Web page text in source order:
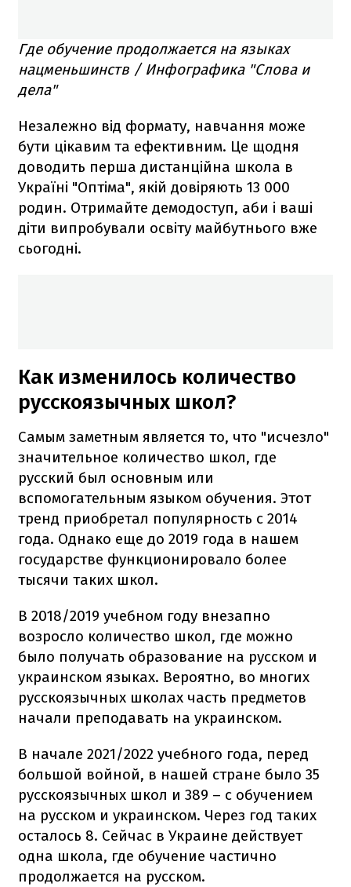
Где обучение продолжается на языках
нацменьшинств / Инфографика "Слова и
дела"
Незалежно від формату, навчання може
бути цікавим та ефективним. Це щодня
доводить перша дистанційна школа в
Україні "Оптіма", якій довіряють 13 000
родин. Отримайте демодоступ, аби і ваші
діти випробували освіту майбутнього вже
сьогодні.
Как изменилось количество
русскоязычных школ?
Самым заметным является то, что "исчезло"
значительное количество школ, где
русский был основным или
вспомогательным языком обучения. Этот
тренд приобретал популярность с 2014
года. Однако еще до 2019 года в нашем
государстве функционировало более
тысячи таких школ.
В 2018/2019 учебном году внезапно
возросло количество школ, где можно
было получать образование на русском и
украинском языках. Вероятно, во многих
русскоязычных школах часть предметов
начали преподавать на украинском.
В начале 2021/2022 учебного года, перед
большой войной, в нашей стране было 35
русскоязычных школ и 389 – с обучением
на русском и украинском. Через год таких
осталось 8. Сейчас в Украине действует
одна школа, где обучение частично
продолжается на русском.